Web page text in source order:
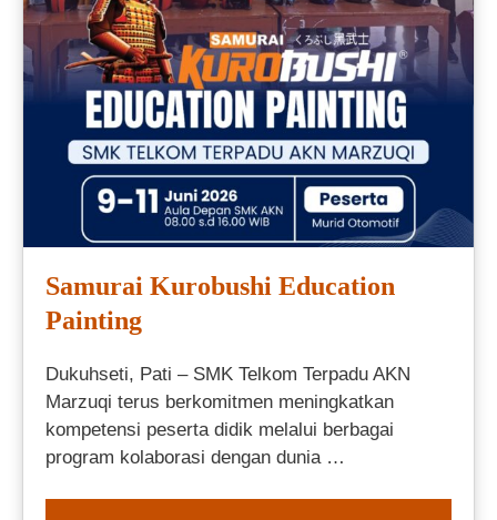
Samurai Kurobushi Education
Painting
Dukuhseti, Pati – SMK Telkom Terpadu AKN
Marzuqi terus berkomitmen meningkatkan
kompetensi peserta didik melalui berbagai
program kolaborasi dengan dunia …